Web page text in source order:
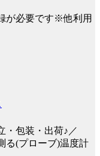
が必要です※他利用
・包装・出荷♪／
る(プローブ)温度計